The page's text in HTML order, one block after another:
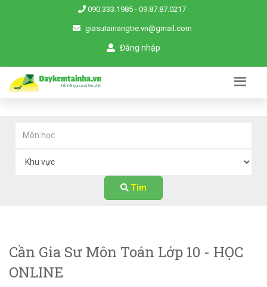
090.333.1985 - 09.87.87.0217
giasutainangtre.vn@gmail.com
Đăng nhập
Tìm
Cần Gia Sư Môn Toán Lớp 10 - HỌC
ONLINE